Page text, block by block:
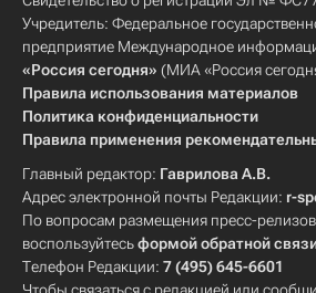
Учредитель: Федеральное
предприятие Международное
«Россия сегодня» (МИА «Россия
Правила использования материалов
Политика конфиденциальности
Правила применения
Главный редактор: Гаврилова А.В.
Адрес электронной почты Редакции: r-
По вопросам размещения пресс-
воспользуйтесьформой обратной
Телефон Редакции: 7 (495) 645-6601